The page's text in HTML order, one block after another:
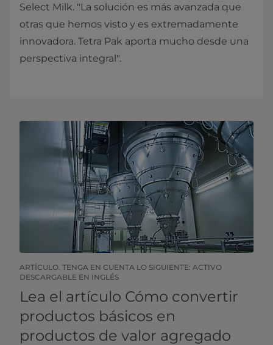
Select Milk. "La solución es más avanzada que
otras que hemos visto y es extremadamente
innovadora. Tetra Pak aporta mucho desde una
perspectiva integral".
ARTÍCULO. TENGA EN CUENTA LO SIGUIENTE: ACTIVO
DESCARGABLE EN INGLÉS
Lea el artículo Cómo convertir
productos básicos en
productos de valor agregado